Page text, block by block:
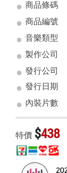
商品條碼
商品編號
音樂類型
製作公司
發行公司
發行日期
內裝片數
特價 $438